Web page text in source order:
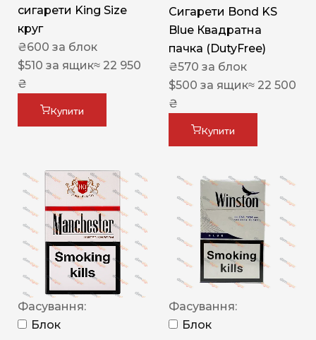
сигарети King Size
круг
₴600 за блок
$510 за ящик≈ 22 950
₴
Купити
Сигарети Bond KS
Blue Квадратна
пачка (DutyFree)
₴570 за блок
$500 за ящик≈ 22 500
₴
Купити
Фасування:
Блок
Фасування:
Блок